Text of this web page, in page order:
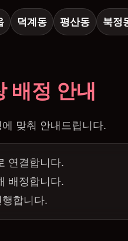
덕계동 평산동 북정
배정 안내
맞춰 안내드립니다.
연결합니다.
배정합니다.
합니다.